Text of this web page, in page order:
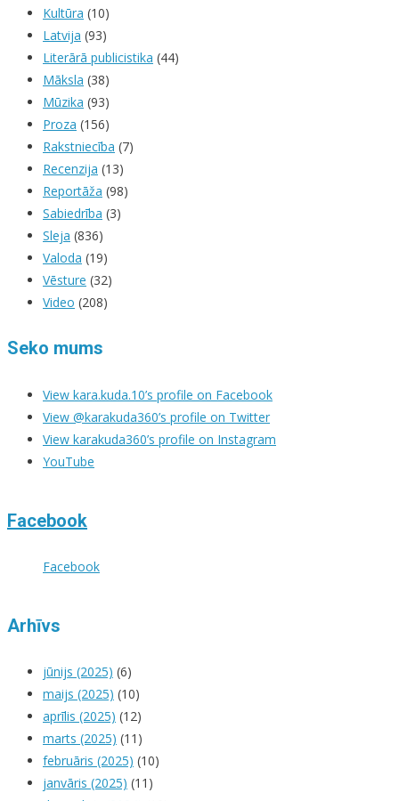
Kultūra (10)
Latvija (93)
Literārā publicistika (44)
Māksla (38)
Mūzika (93)
Proza (156)
Rakstniecība (7)
Recenzija (13)
Reportāža (98)
Sabiedrība (3)
Sleja (836)
Valoda (19)
Vēsture (32)
Video (208)
Seko mums
View kara.kuda.10’s profile on Facebook
View @karakuda360’s profile on Twitter
View karakuda360’s profile on Instagram
YouTube
Facebook
Facebook
Arhīvs
jūnijs (2025) (6)
maijs (2025) (10)
aprīlis (2025) (12)
marts (2025) (11)
februāris (2025) (10)
janvāris (2025) (11)